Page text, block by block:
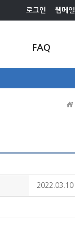
로그인 웹메일
FAQ
2022.03.10